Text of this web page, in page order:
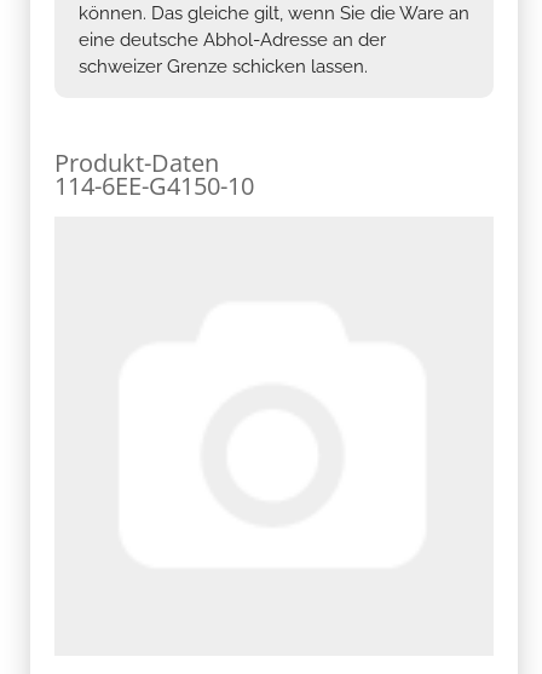
können. Das gleiche gilt, wenn Sie die Ware an
eine deutsche Abhol-Adresse an der
schweizer Grenze schicken lassen.
Produkt-Daten
114-6EE-G4150-10